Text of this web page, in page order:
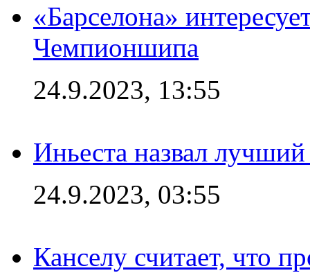
«Барселона»
Чемпионшипа
24.9.2023, 13:55
Иньеста назвал
24.9.2023, 03:55
Канселу считает, что